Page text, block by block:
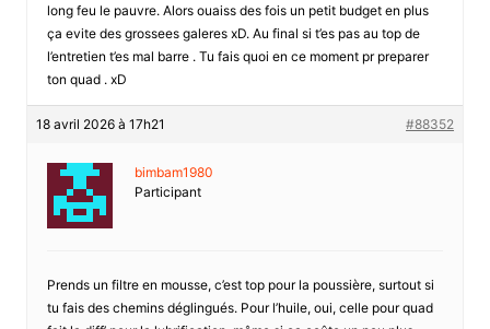
long feu le pauvre. Alors ouaiss des fois un petit budget en plus
ça evite des grossees galeres xD. Au final si t’es pas au top de
l’entretien t’es mal barre . Tu fais quoi en ce moment pr preparer
ton quad . xD
18 avril 2026 à 17h21 #88352
bimbam1980
Participant
Prends un filtre en mousse, c’est top pour la poussière, surtout si
tu fais des chemins déglingués. Pour l’huile, oui, celle pour quad